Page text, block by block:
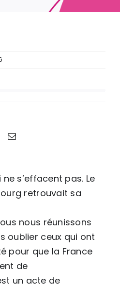
s’effacent pas. Le
retrouvait sa
nous réunissons
oublier ceux qui ont
pour que la France
de
un acte de